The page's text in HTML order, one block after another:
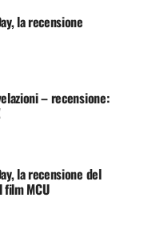
la recensione
– recensione:
la recensione del
MCU